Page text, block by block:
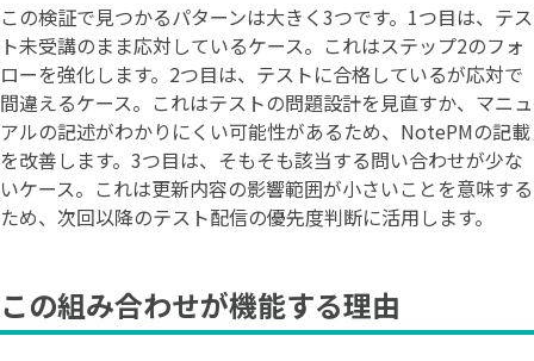
この検証で見つかるパターンは大きく3つです。1つ目は、テス
ト未受講のまま応対しているケース。これはステップ2のフォ
ローを強化します。2つ目は、テストに合格しているが応対で
間違えるケース。これはテストの問題設計を見直すか、マニュ
アルの記述がわかりにくい可能性があるため、NotePMの記載
を改善します。3つ目は、そもそも該当する問い合わせが少な
いケース。これは更新内容の影響範囲が小さいことを意味する
ため、次回以降のテスト配信の優先度判断に活用します。
この組み合わせが機能する理由